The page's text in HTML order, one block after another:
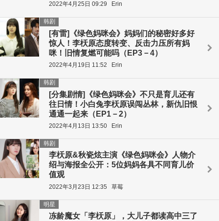
2022年4月25日 09:29 Erin
[有雷]《绿色妈咪会》妈妈们的秘密好多好
惊人！李枖原态度转变、反击力压所有妈
咪！旧情复燃可能吗（EP3－4）
韩剧
2022年4月19日 11:52 Erin
[分集剧情]《绿色妈咪会》不只是育儿还有
往日情！小白兔李枖原误闯丛林，新仇旧恨
通通一起来（EP1－2）
韩剧
2022年4月13日 13:50 Erin
李枖原&秋瓷炫主演《绿色妈咪会》人物介
绍与海报全公开：5位妈妈各具不同育儿价
值观
韩剧
2022年3月23日 12:35 草莓
冻龄魔女「李枖原」，大儿子都读高中三了
明星